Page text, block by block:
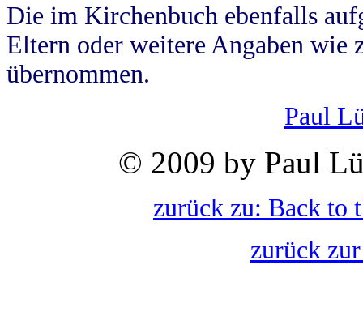
Die im Kirchenbuch ebenfalls
Eltern oder weitere Angaben wie
übernommen.
Paul
© 2009 by Paul
zurück zu: Back to
zurück